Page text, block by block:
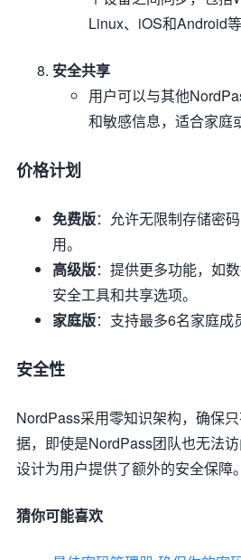
Linux、iOS和Android等
安全共享
用户可以与其他
和敏感信息，适合家庭
价格计划
免费版：允许无限制存储密
用。
高级版：提供更多功能，如
安全工具和共享选项。
家庭版：支持最多6名家庭成
安全性
NordPass采用零知识架构，确保
据，即使是NordPass团队也无法
设计为用户提供了额外的安全保障。
猜你可能喜欢